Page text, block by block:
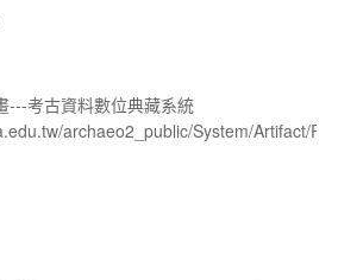
---考古資料數位典藏系統
archaeo2_public/System/Artifact/